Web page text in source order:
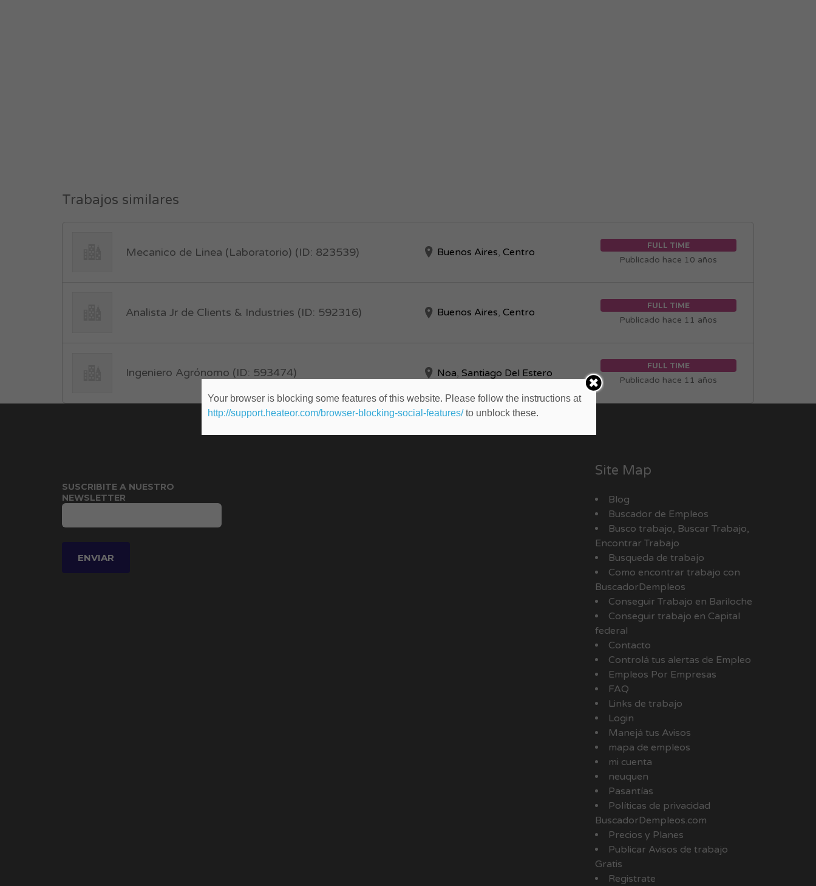
Trabajos similares
Mecanico de Linea (Laboratorio) (ID: 823539) Buenos Aires, Centro
FULL TIME
Publicado hace 10 años
Analista Jr de Clients & Industries (ID: 592316) Buenos Aires, Centro
FULL TIME
Publicado hace 11 años
Ingeniero Agrónomo (ID: 593474) Noa, Santiago Del Estero
FULL TIME
Publicado hace 11 años
SUSCRIBITE A NUESTRO
NEWSLETTER
Site Map
Blog
Buscador de Empleos
Busco trabajo, Buscar Trabajo,
Encontrar Trabajo
Busqueda de trabajo
Como encontrar trabajo con
BuscadorDempleos
Conseguir Trabajo en Bariloche
Conseguir trabajo en Capital
federal
Contacto
Controlá tus alertas de Empleo
Empleos Por Empresas
FAQ
Links de trabajo
Login
Manejá tus Avisos
mapa de empleos
mi cuenta
neuquen
Pasantías
Políticas de privacidad
BuscadorDempleos.com
Precios y Planes
Publicar Avisos de trabajo
Gratis
Registrate
Your browser is blocking some features of this website. Please follow the instructions at
http://support.heateor.com/browser-blocking-social-features/to unblock these.